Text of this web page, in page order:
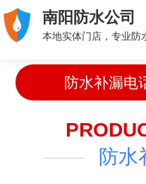
南阳防水公司
本地实体门店，专业防
防水补漏电
防水